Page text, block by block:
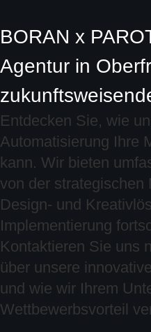
BORAN x
Agentur in
Entdecken Sie, wie
Automatisierung Ihre
kann. Wir bieten
von der strategischen
Design- und
Implementierung
Kontaktieren Sie uns
über unsere
und wie wir Ihrem
Wettbewerbsvorteil